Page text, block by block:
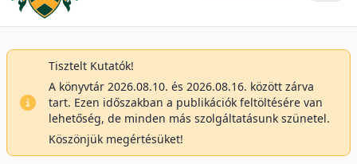
Tisztelt Kutatók!
A könyvtár 2026.08.10. és 2026.08.16. között zárva
tart. Ezen időszakban a publikációk feltöltésére van
lehetőség, de minden más szolgáltatásunk szünetel.
Köszönjük megértésüket!